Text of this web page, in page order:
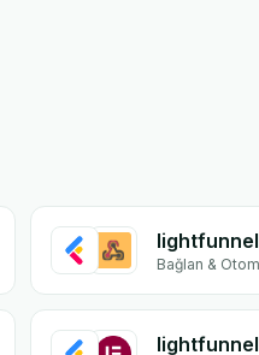
Bağlan &